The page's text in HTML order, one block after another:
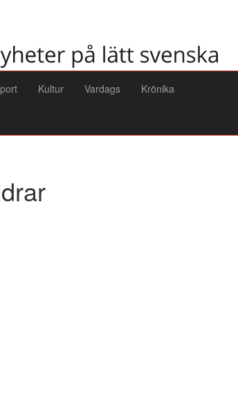
Kultur Vardags Krönika